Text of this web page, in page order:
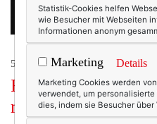
50+ LIFESTYLE
Frauen ab 40: Das
mit Irit Eser.
Statistik-Cookies helfen
wie Besucher mit Webseiten
Informationen anonym
Marketing Details
Marketing Cookies werden
verwendet, um
dies, indem sie Besucher